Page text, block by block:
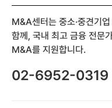
M&A센터는 중소·중견기
함께, 국내 최고 금융 전문
M&A를 지원합니다.
02-6952-0319